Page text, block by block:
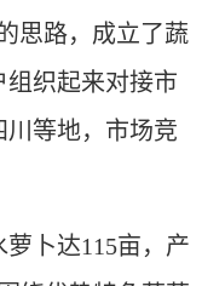
思路，成立了蔬
织起来对接市
等地，市场竞
卜达115亩，产